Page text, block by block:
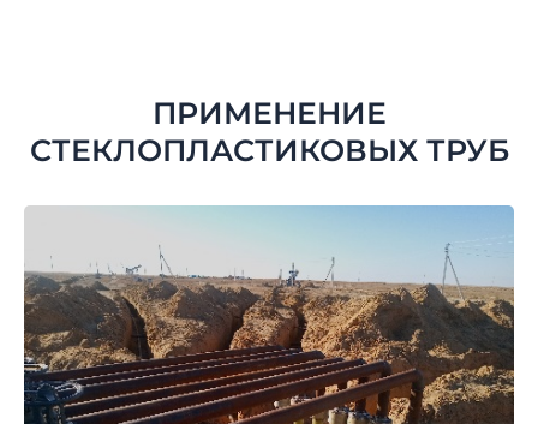
ПРИМЕНЕНИЕ
СТЕКЛОПЛАСТИКОВЫХ ТРУБ